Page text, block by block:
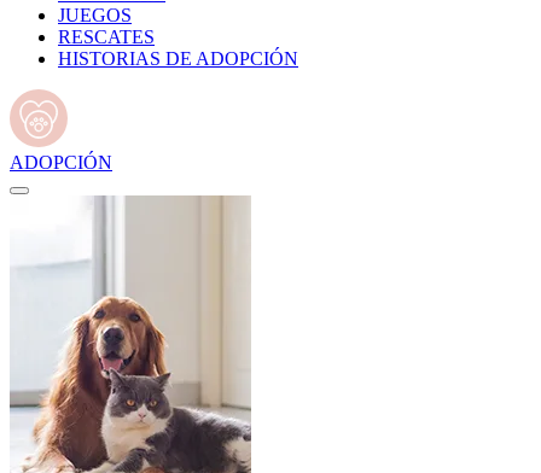
JUEGOS
RESCATES
HISTORIAS DE ADOPCIÓN
ADOPCIÓN